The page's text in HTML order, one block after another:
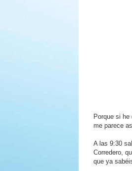
Porque si
me parece
A las 9:30
Corredero,
que ya